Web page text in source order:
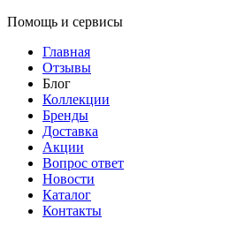
Помощь и сервисы
Главная
Отзывы
Блог
Коллекции
Бренды
Доставка
Акции
Вопрос ответ
Новости
Каталог
Контакты